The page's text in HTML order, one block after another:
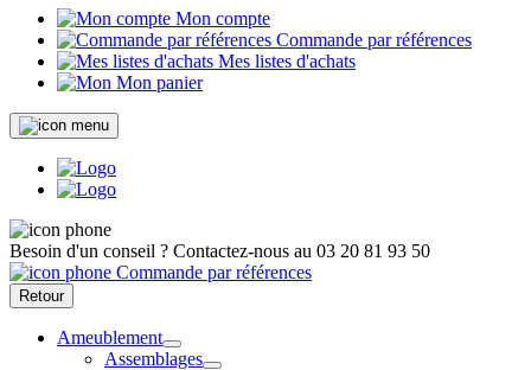
Mon compte
Commande par références
Mes listes d'achats
Mon panier
Besoin d'un conseil ? Contactez-nous au 03 20 81 93 50
Commande par références
Retour
Ameublement
Assemblages